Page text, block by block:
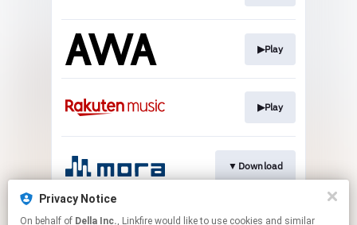
▶Play
▶Play
▼Download
Privacy Notice
On behalf of Della Inc., Linkfire would like to use cookies and similar